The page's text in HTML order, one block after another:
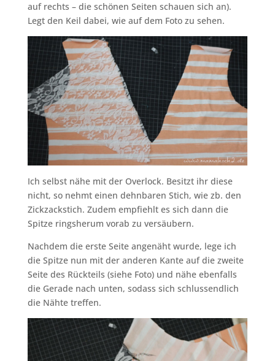
auf rechts – die schönen Seiten schauen sich an).
Legt den Keil dabei, wie auf dem Foto zu sehen.
Ich selbst nähe mit der Overlock. Besitzt ihr diese
nicht, so nehmt einen dehnbaren Stich, wie zb. den
Zickzackstich. Zudem empfiehlt es sich dann die
Spitze ringsherum vorab zu versäubern.
Nachdem die erste Seite angenäht wurde, lege ich
die Spitze nun mit der anderen Kante auf die zweite
Seite des Rückteils (siehe Foto) und nähe ebenfalls
die Gerade nach unten, sodass sich schlussendlich
die Nähte treffen.